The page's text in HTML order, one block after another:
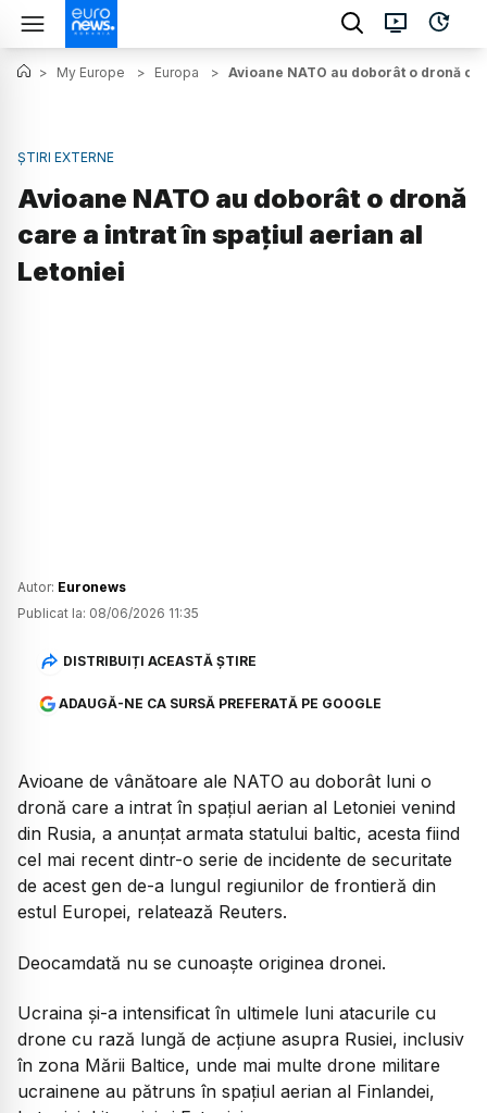
> My Europe > Europa > Avioane NATO au doborât o dronă
ȘTIRI EXTERNE
Avioane NATO au doborât o dronă
care a intrat în spațiul aerian al
Letoniei
Autor: Euronews
Publicat la: 08/06/2026 11:35
DISTRIBUIȚI ACEASTĂ ȘTIRE
ADAUGĂ-NE CA SURSĂ PREFERATĂ PE GOOGLE
Avioane de vânătoare ale NATO au doborât luni o
dronă care a intrat în spațiul aerian al Letoniei venind
din Rusia, a anunțat armata statului baltic, acesta fiind
cel mai recent dintr-o serie de incidente de securitate
de acest gen de-a lungul regiunilor de frontieră din
estul Europei, relatează Reuters.
Deocamdată nu se cunoaște originea dronei.
Ucraina și-a intensificat în ultimele luni atacurile cu
drone cu rază lungă de acțiune asupra Rusiei, inclusiv
în zona Mării Baltice, unde mai multe drone militare
ucrainene au pătruns în spațiul aerian al Finlandei,